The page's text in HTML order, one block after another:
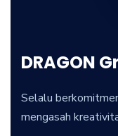
DRAGON
Selalu
mengasah